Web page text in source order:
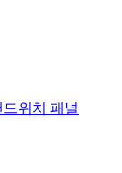
위치 패널